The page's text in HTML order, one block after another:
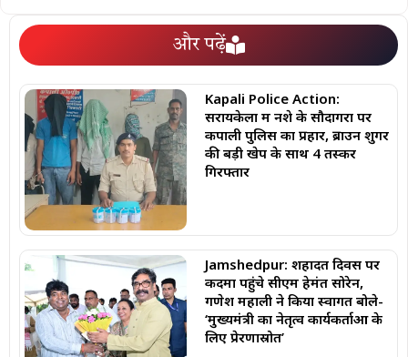
और पढ़ें
Kapali Police Action:
सरायकेला में नशे के सौदागरों पर
कपाली पुलिस का प्रहार, ब्राउन शुगर
की बड़ी खेप के साथ 4 तस्कर
गिरफ्तार
Jamshedpur: शहादत दिवस पर
कदमा पहुंचे सीएम हेमंत सोरेन,
गणेश महाली ने किया स्वागत बोले-
‘मुख्यमंत्री का नेतृत्व कार्यकर्ताओं के
लिए प्रेरणास्रोत’